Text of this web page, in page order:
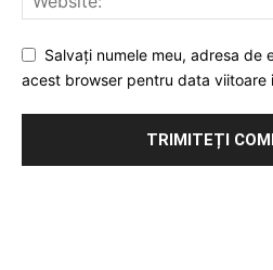
Salvați numele meu, adresa de
acest browser pentru data viitoare